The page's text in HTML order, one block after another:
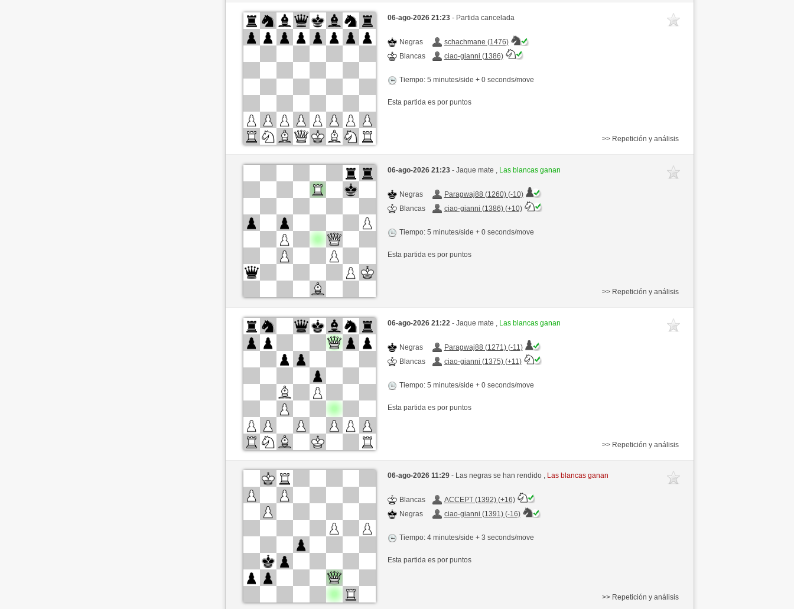
06-ago-2026 21:23 - Partida cancelada
Negras
schachmane (1476)
Blancas
ciao-gianni (1386)
Tiempo: 5 minutes/side + 0 seconds/move
Esta partida es por puntos
>> Repetición y análisis
06-ago-2026 21:23 - Jaque mate , Las blancas ganan
Negras
Paragwaj88 (1260) (-10)
Blancas
ciao-gianni (1386) (+10)
Tiempo: 5 minutes/side + 0 seconds/move
Esta partida es por puntos
>> Repetición y análisis
06-ago-2026 21:22 - Jaque mate , Las blancas ganan
Negras
Paragwaj88 (1271) (-11)
Blancas
ciao-gianni (1375) (+11)
Tiempo: 5 minutes/side + 0 seconds/move
Esta partida es por puntos
>> Repetición y análisis
06-ago-2026 11:29 - Las negras se han rendido , Las blancas ganan
Blancas
ACCEPT (1392) (+16)
Negras
ciao-gianni (1391) (-16)
Tiempo: 4 minutes/side + 3 seconds/move
Esta partida es por puntos
>> Repetición y análisis